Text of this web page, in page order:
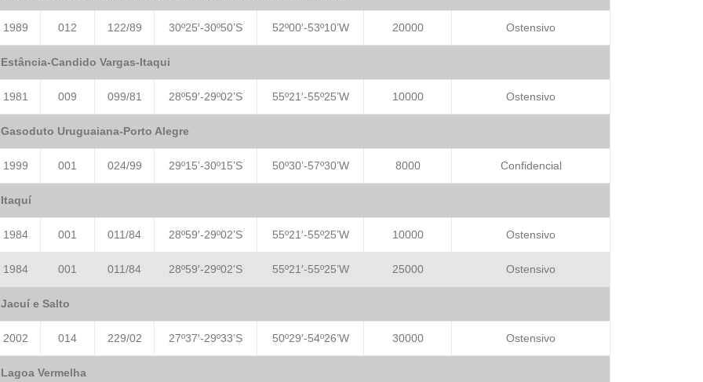
1989 012 122/89 30º25′-30º50’S 52º00′-53º10’W 20000 Ostensivo
Estância-Candido Vargas-Itaqui
1981 009 099/81 28º59′-29º02’S 55º21′-55º25’W 10000 Ostensivo
Gasoduto Uruguaiana-Porto Alegre
1999 001 024/99 29º15’-30º15’S 50º30’-57º30’W 8000 Confidencial
Itaquí
1984 001 011/84 28º59′-29º02’S 55º21′-55º25’W 10000 Ostensivo
1984 001 011/84 28º59′-29º02’S 55º21′-55º25’W 25000 Ostensivo
Jacuí e Salto
2002 014 229/02 27º37′-29º33’S 50º29′-54º26’W 30000 Ostensivo
Lagoa Vermelha